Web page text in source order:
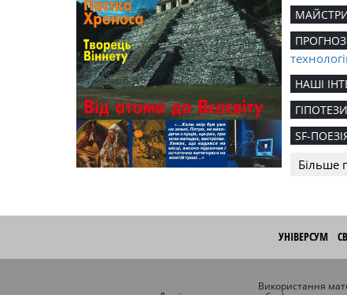
ПРОГНОЗ
НАШІ
ГІПОТЕЗИ
SF-
Більше
УНІВЕРСУМ
Використання